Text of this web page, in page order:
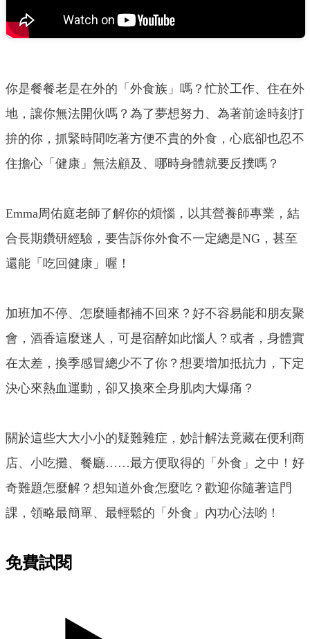
你是餐餐老是在外的「外食族」嗎？忙於工作、住在外
地，讓你無法開伙嗎？為了夢想努力、為著前途時刻打
拚的你，抓緊時間吃著方便不貴的外食，心底卻也忍不
住擔心「健康」無法顧及、哪時身體就要反撲嗎？
Emma周佑庭老師了解你的煩惱，以其營養師專業，結
合長期鑽研經驗，要告訴你外食不一定總是NG，甚至
還能「吃回健康」喔！
加班加不停、怎麼睡都補不回來？好不容易能和朋友聚
會，酒香這麼迷人，可是宿醉如此惱人？或者，身體實
在太差，換季感冒總少不了你？想要增加抵抗力，下定
決心來熱血運動，卻又換來全身肌肉大爆痛？
關於這些大大小小的疑難雜症，妙計解法竟藏在便利商
店、小吃攤、餐廳……最方便取得的「外食」之中！好
奇難題怎麼解？想知道外食怎麼吃？歡迎你隨著這門
課，領略最簡單、最輕鬆的「外食」內功心法喲！
免費試閱